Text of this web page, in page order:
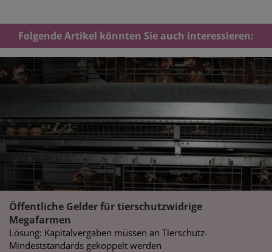
Folgende Artikel könnten Sie auch interessieren:
Öffentliche Gelder für tierschutzwidrige
Megafarmen
Lösung: Kapitalvergaben müssen an Tierschutz-
Mindeststandards gekoppelt werden